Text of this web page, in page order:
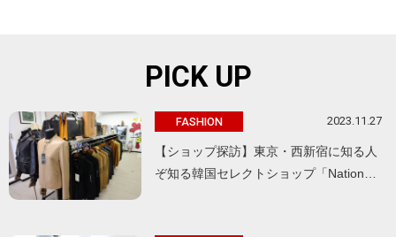
PICK UP
FASHION 2023.11.27
【ショップ探訪】東京・西新宿に知る人
ぞ知る韓国セレクトショップ「Nation…